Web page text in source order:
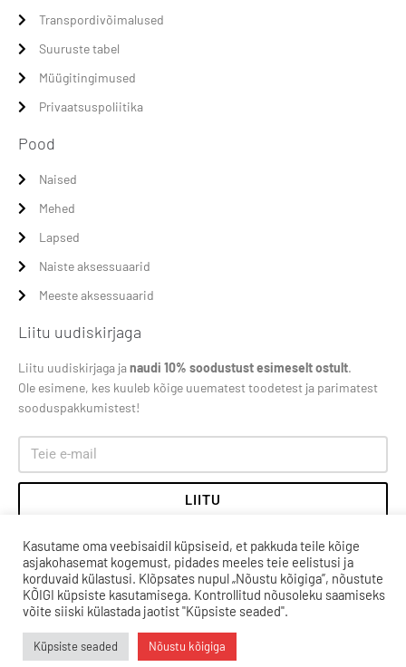
Transpordivõimalused
Suuruste tabel
Müügitingimused
Privaatsuspoliitika
Pood
Naised
Mehed
Lapsed
Naiste aksessuaarid
Meeste aksessuaarid
Liitu uudiskirjaga
Liitu uudiskirjaga janaudi 10% soodustust esimeselt ostult.
Ole esimene, kes kuuleb kõige uuematest toodetest ja parimatest
sooduspakkumistest!
LIITU
Kasutame oma veebisaidil küpsiseid, et pakkuda teile kõige
asjakohasemat kogemust, pidades meeles teie eelistusi ja
korduvaid külastusi. Klõpsates nupul „Nõustu kõigiga”, nõustute
KÕIGI küpsiste kasutamisega. Kontrollitud nõusoleku saamiseks
võite siiski külastada jaotist "Küpsiste seaded".
Küpsiste seaded Nõustu kõigiga